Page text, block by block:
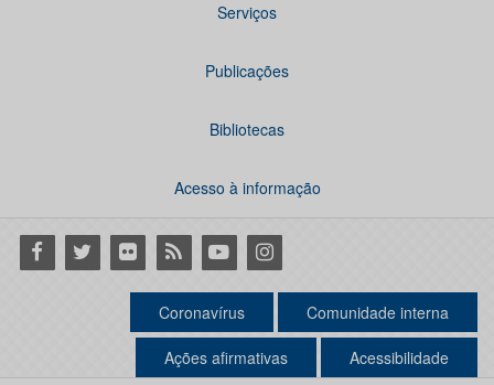
Serviços
Publicações
Bibliotecas
Acesso à informação
Facebook
Twitter Flickr RSS YoutubeInstagram
Coronavírus Comunidade interna
Ações afirmativas Acessibilidade